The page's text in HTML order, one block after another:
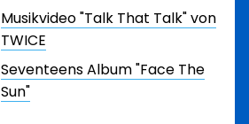
Musikvideo "Talk That Talk" von
TWICE
Seventeens Album "Face The
Sun"